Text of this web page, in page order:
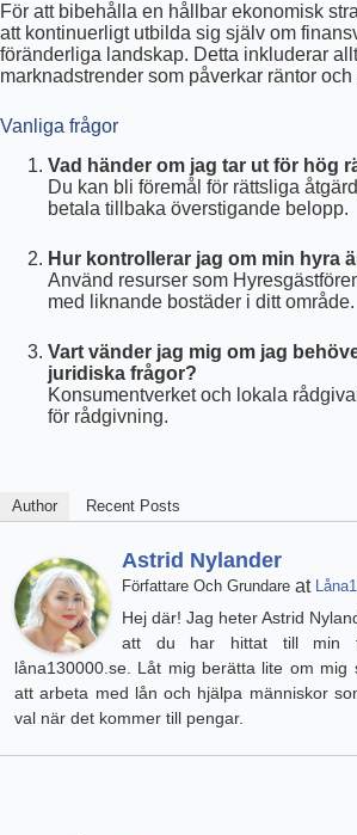
För att bibehålla en hållbar ekonomisk
att kontinuerligt utbilda sig själv om
föränderliga landskap. Detta inkluderar allt
marknadstrender som påverkar räntor och
Vanliga frågor
Vad händer om jag tar ut för hög
Du kan bli föremål för rättsliga
betala tillbaka överstigande belopp.
Hur kontrollerar jag om min hyra
Använd resurser som
med liknande bostäder i ditt område.
Vart vänder jag mig om jag
juridiska frågor?
Konsumentverket och lokala
för rådgivning.
Author Recent Posts
Astrid Nylander
Författare Och Grundare at
Hej där! Jag heter Astrid
att du har hittat till min
låna130000.se. Låt mig berätta lite om mig
att arbeta med lån och hjälpa människor
val när det kommer till pengar.